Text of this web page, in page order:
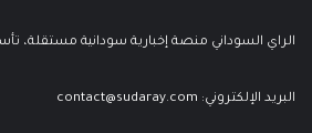
الراي السوداني منصة إخبارية سودانية مستقلة،
البريد الإلكتروني: contact@sudaray.com